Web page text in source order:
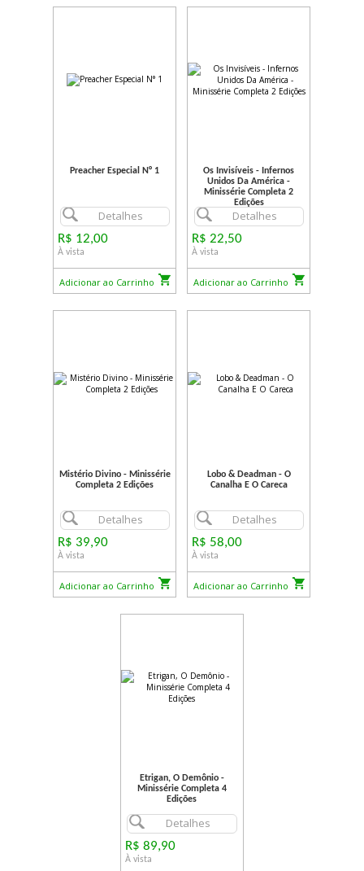
Preacher Especial N° 1
Detalhes
R$ 12,00
À vista
Adicionar ao Carrinho
Os Invisíveis - Infernos
Unidos Da América -
Minissérie Completa 2
Edições
Detalhes
R$ 22,50
À vista
Adicionar ao Carrinho
Mistério Divino - Minissérie
Completa 2 Edições
Detalhes
R$ 39,90
À vista
Adicionar ao Carrinho
Lobo & Deadman - O
Canalha E O Careca
Detalhes
R$ 58,00
À vista
Adicionar ao Carrinho
Etrigan, O Demônio -
Minissérie Completa 4
Edições
Detalhes
R$ 89,90
À vista